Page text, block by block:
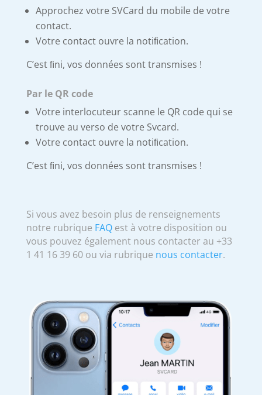
Approchez votre SVCard du mobile de votre
contact.
Votre contact ouvre la notiﬁcation.
C’est ﬁni, vos données sont transmises !
Par le QR code
Votre interlocuteur scanne le QR code qui se
trouve au verso de votre Svcard.
Votre contact ouvre la notiﬁcation.
C’est ﬁni, vos données sont transmises !
Si vous avez besoin plus de renseignements
notre rubrique FAQest à votre disposition ou
vous pouvez également nous contacter au +33
1 41 16 39 60 ou via rubrique nous contacter.